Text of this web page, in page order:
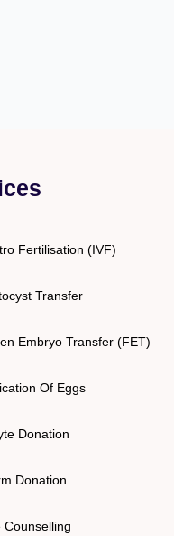
Fertilisation (IVF)
Transfer
Embryo Transfer (FET)
Of Eggs
Donation
Donation
Counselling